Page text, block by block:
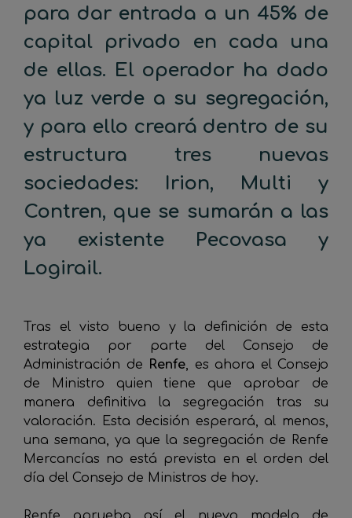
para dar entrada a un 45% de
capital privado en cada una
de ellas. El operador ha dado
ya luz verde a su segregación,
y para ello creará dentro de su
estructura tres nuevas
sociedades: Irion, Multi y
Contren, que se sumarán a las
ya existente Pecovasa y
Logirail.
Tras el visto bueno y la definición de esta
estrategia por parte del Consejo de
Administración de Renfe, es ahora el Consejo
de Ministro quien tiene que aprobar de
manera definitiva la segregación tras su
valoración. Esta decisión esperará, al menos,
una semana, ya que la segregación de Renfe
Mercancías no está prevista en el orden del
día del Consejo de Ministros de hoy.